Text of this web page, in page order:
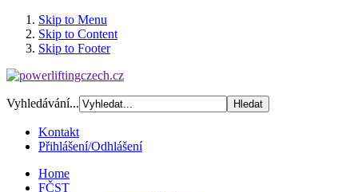
Skip to Menu
Skip to Content
Skip to Footer
Vyhledávání...
Kontakt
Přihlášení/Odhlášení
Home
FČST